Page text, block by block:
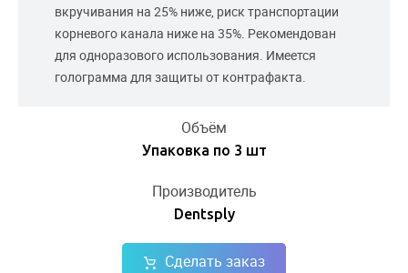
Объём
Упаковка по 3 шт
Производитель
Dentsply
Сделать заказ
вкручивания на 25% ниже, риск транспортации
корневого канала ниже на 35%. Рекомендован
для одноразового использования. Имеется
голограмма для защиты от контрафакта.